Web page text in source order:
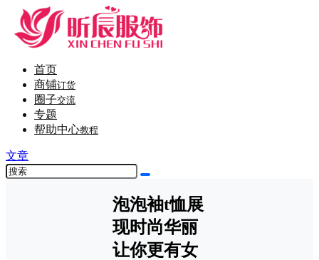
首页
商铺订货
圈子交流
专题
帮助中心教程
文章
泡泡袖t恤展
现时尚华丽
让你更有女